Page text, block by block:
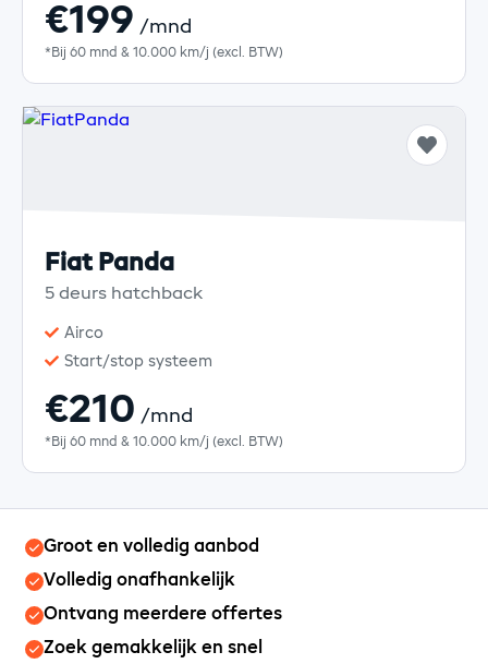
€199 /mnd
*Bij 60 mnd & 10.000 km/j (excl. BTW)
Fiat Panda
5 deurs hatchback
Airco
Start/stop systeem
€210 /mnd
*Bij 60 mnd & 10.000 km/j (excl. BTW)
Groot en volledig aanbod
Volledig onafhankelijk
Ontvang meerdere offertes
Zoek gemakkelijk en snel